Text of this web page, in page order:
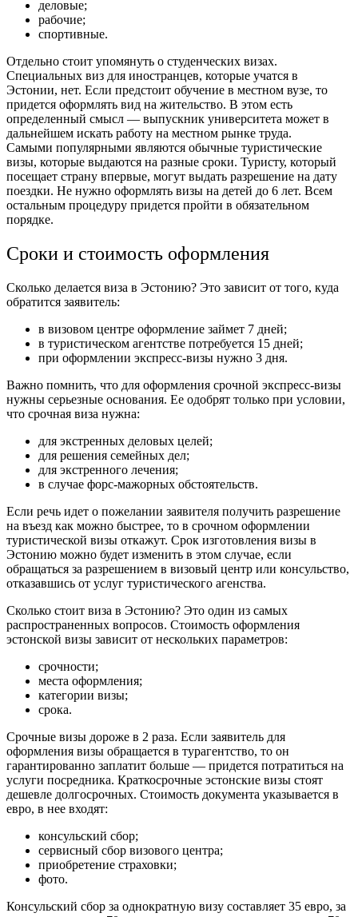
деловые;
рабочие;
спортивные.
Отдельно стоит упомянуть о студенческих визах.
Специальных виз для иностранцев, которые учатся в
Эстонии, нет. Если предстоит обучение в местном вузе, то
придется оформлять вид на жительство. В этом есть
определенный смысл — выпускник университета может в
дальнейшем искать работу на местном рынке труда.
Самыми популярными являются обычные туристические
визы, которые выдаются на разные сроки. Туристу, который
посещает страну впервые, могут выдать разрешение на дату
поездки. Не нужно оформлять визы на детей до 6 лет. Всем
остальным процедуру придется пройти в обязательном
порядке.
Сроки и стоимость оформления
Сколько делается виза в Эстонию? Это зависит от того, куда
обратится заявитель:
в визовом центре оформление займет 7 дней;
в туристическом агентстве потребуется 15 дней;
при оформлении экспресс-визы нужно 3 дня.
Важно помнить, что для оформления срочной экспресс-визы
нужны серьезные основания. Ее одобрят только при условии,
что срочная виза нужна:
для экстренных деловых целей;
для решения семейных дел;
для экстренного лечения;
в случае форс-мажорных обстоятельств.
Если речь идет о пожелании заявителя получить разрешение
на въезд как можно быстрее, то в срочном оформлении
туристической визы откажут. Срок изготовления визы в
Эстонию можно будет изменить в этом случае, если
обращаться за разрешением в визовый центр или консульство,
отказавшись от услуг туристического агенства.
Сколько стоит виза в Эстонию? Это один из самых
распространенных вопросов. Стоимость оформления
эстонской визы зависит от нескольких параметров:
срочности;
места оформления;
категории визы;
срока.
Срочные визы дороже в 2 раза. Если заявитель для
оформления визы обращается в турагентство, то он
гарантированно заплатит больше — придется потратиться на
услуги посредника. Краткосрочные эстонские визы стоят
дешевле долгосрочных. Стоимость документа указывается в
евро, в нее входят:
консульский сбор;
сервисный сбор визового центра;
приобретение страховки;
фото.
Консульский сбор за однократную визу составляет 35 евро, за